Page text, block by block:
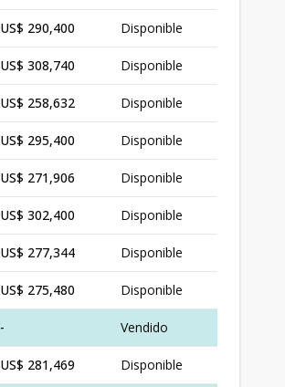
US$ 290,400 Disponible
US$ 308,740 Disponible
US$ 258,632 Disponible
US$ 295,400 Disponible
US$ 271,906 Disponible
US$ 302,400 Disponible
US$ 277,344 Disponible
US$ 275,480 Disponible
- Vendido
US$ 281,469 Disponible